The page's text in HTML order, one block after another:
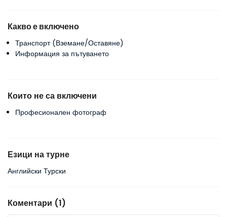
Какво е включено
Транспорт (Вземане/Оставяне)
Информация за пътуването
Които не са включени
Професионален фотограф
Езици на турне
Английски Турски
Коментари (1)